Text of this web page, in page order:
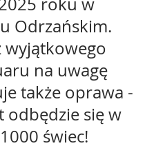
Odrzańskim.
wyjątkowego
na uwagę
także oprawa -
odbędzie się w
świec!